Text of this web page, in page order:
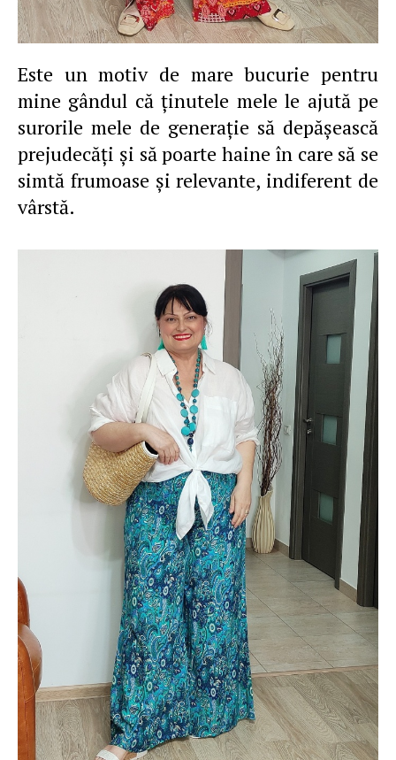
Este un motiv de mare bucurie pentru
mine gândul că ţinutele mele le ajută pe
surorile mele de generaţie să depăşească
prejudecăţi şi să poarte haine în care să se
simtă frumoase şi relevante, indiferent de
vârstă.